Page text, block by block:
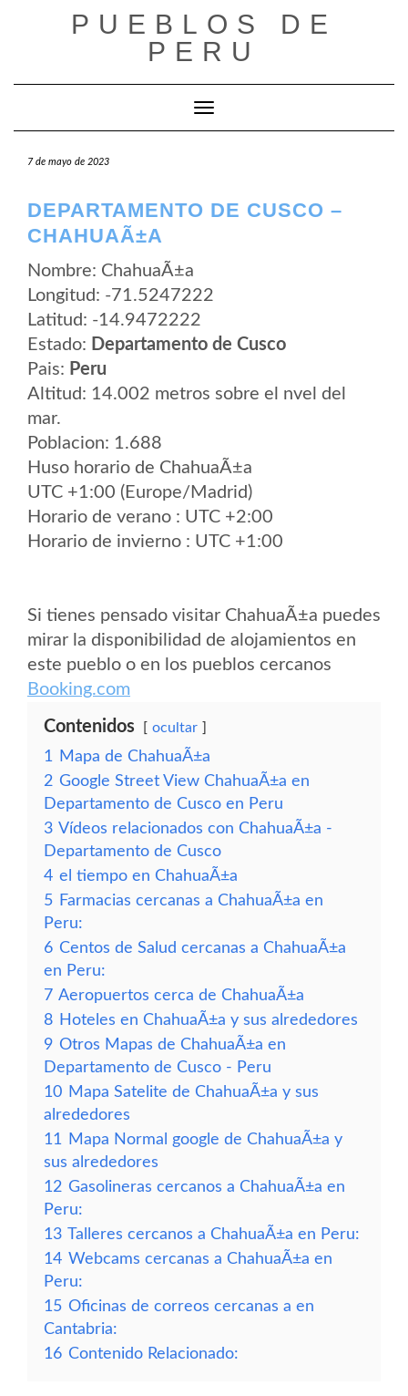
PUEBLOS DE
PERU
Cambiar modo de navegación
7 de mayo de 2023
DEPARTAMENTO DE CUSCO –
CHAHUAÃ±A
Nombre: ChahuaÃ±a
Longitud: -71.5247222
Latitud: -14.9472222
Estado: Departamento de Cusco
Pais: Peru
Altitud: 14.002 metros sobre el nvel del
mar.
Poblacion: 1.688
Huso horario de ChahuaÃ±a
UTC +1:00 (Europe/Madrid)
Horario de verano : UTC +2:00
Horario de invierno : UTC +1:00
Si tienes pensado visitar ChahuaÃ±a puedes
mirar la disponibilidad de alojamientos en
este pueblo o en los pueblos cercanos
Booking.com
Contenidos ocultar
1
Mapa de ChahuaÃ±a
2 Google Street View ChahuaÃ±a en
Departamento de Cusco en Peru
3 Vídeos relacionados con ChahuaÃ±a -
Departamento de Cusco
4 el tiempo en ChahuaÃ±a
5 Farmacias cercanas a ChahuaÃ±a en
Peru:
6 Centos de Salud cercanas a ChahuaÃ±a
en Peru:
7 Aeropuertos cerca de ChahuaÃ±a
8 Hoteles en ChahuaÃ±a y sus alrededores
9 Otros Mapas de ChahuaÃ±a en
Departamento de Cusco - Peru
10 Mapa Satelite de ChahuaÃ±a y sus
alrededores
11
Mapa Normal google de ChahuaÃ±a y
sus alrededores
12 Gasolineras cercanos a ChahuaÃ±a en
Peru:
13 Talleres cercanos a ChahuaÃ±a en Peru:
14 Webcams cercanas a ChahuaÃ±a en
Peru:
15 Oficinas de correos cercanas a en
Cantabria:
16 Contenido Relacionado: